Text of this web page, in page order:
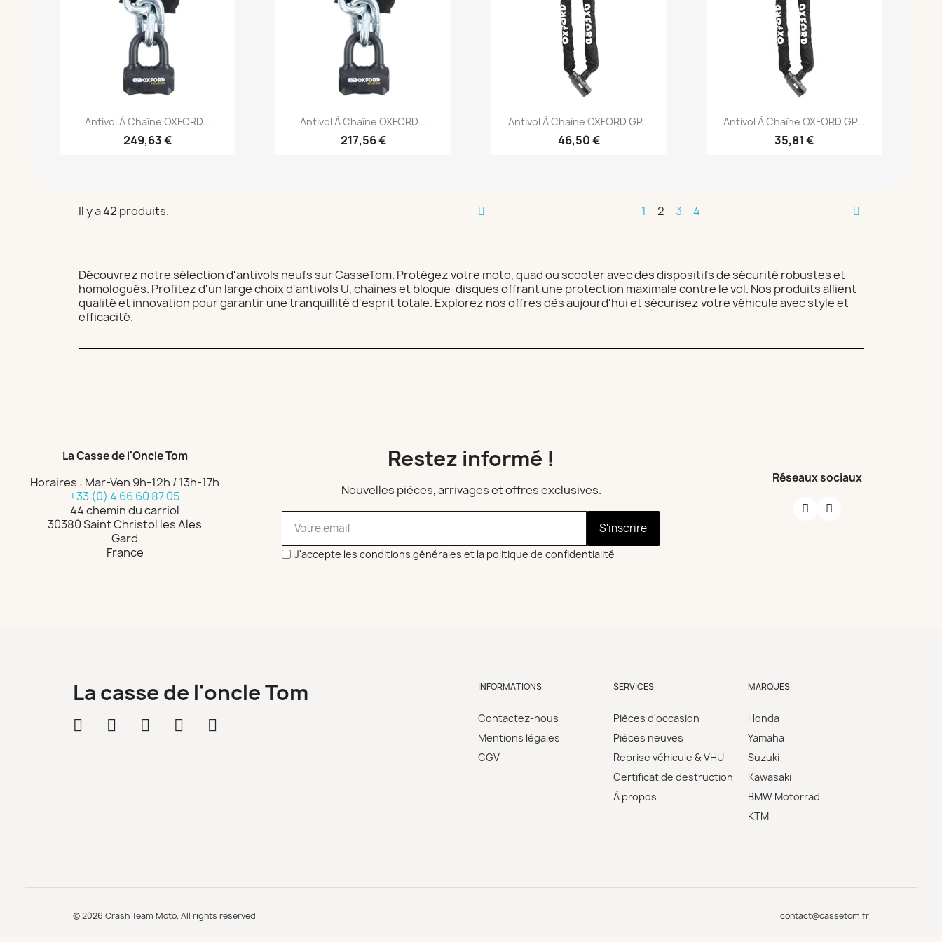
 Aperçu rapide
Antivol À Chaîne OXFORD...
249,63 €
 Aperçu rapide
Antivol À Chaîne OXFORD...
217,56 €
 Aperçu rapide
Antivol À Chaîne OXFORD GP...
46,50 €
Aperçu rapide
Antivol À Chaîne OXFORD GP...
35,81 €
Il y a 42 produits. 1 2 3 4
Découvrez notre sélection d'antivols neufs sur CasseTom. Protégez votre moto, quad ou scooter avec des dispositifs de sécurité robustes et
homologués. Profitez d'un large choix d'antivols U, chaînes et bloque-disques offrant une protection maximale contre le vol. Nos produits allient
qualité et innovation pour garantir une tranquillité d'esprit totale. Explorez nos offres dès aujourd'hui et sécurisez votre véhicule avec style et
efficacité.
La Casse de l'Oncle Tom
Horaires : Mar-Ven 9h-12h / 13h-17h
+33 (0) 4 66 60 87 05
44 chemin du carriol
30380 Saint Christol les Ales
Gard
France
Restez informé !
Nouvelles pièces, arrivages et offres exclusives.
S'inscrire
J'accepte les conditions générales et la politique de confidentialité
Réseaux sociaux
La casse de l'oncle Tom INFORMATIONS
Contactez-nous
Mentions légales
CGV
SERVICES
Pièces d'occasion
Pièces neuves
Reprise véhicule & VHU
Certificat de destruction
À propos
MARQUES
Honda
Yamaha
Suzuki
Kawasaki
BMW Motorrad
KTM
© 2026 Crash Team Moto. All rights reserved contact@cassetom.fr